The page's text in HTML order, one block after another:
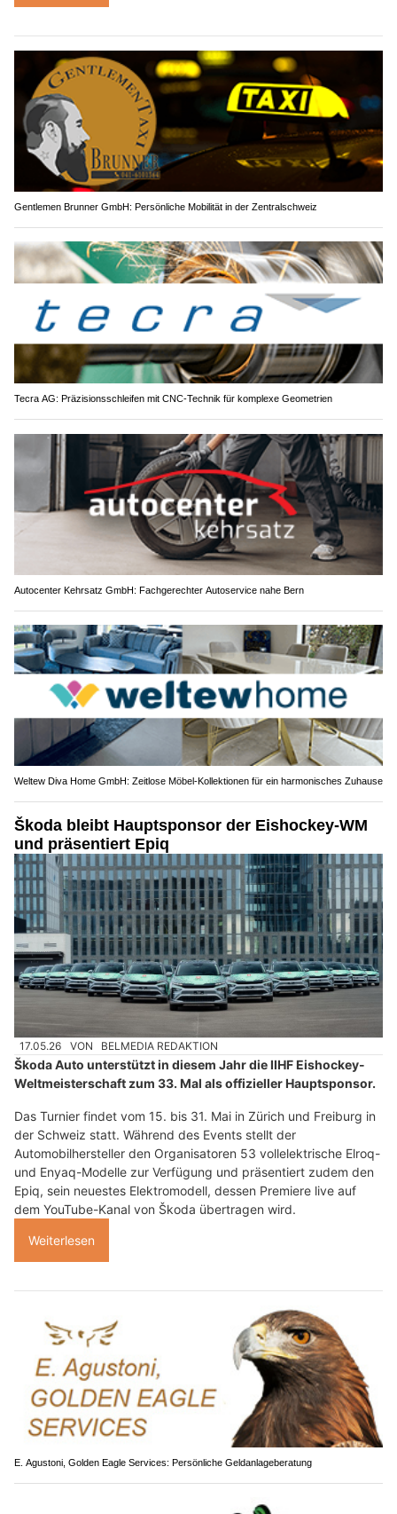
Gentlemen Brunner GmbH: Persönliche Mobilität in der Zentralschweiz
Tecra AG: Präzisionsschleifen mit CNC-Technik für komplexe Geometrien
Autocenter Kehrsatz GmbH: Fachgerechter Autoservice nahe Bern
Weltew Diva Home GmbH: Zeitlose Möbel-Kollektionen für ein harmonisches Zuhause
Škoda bleibt Hauptsponsor der Eishockey-WM
und präsentiert Epiq
17.05.26 VON BELMEDIA REDAKTION
Škoda Auto unterstützt in diesem Jahr die IIHF Eishockey-
Weltmeisterschaft zum 33. Mal als offizieller Hauptsponsor.
Das Turnier findet vom 15. bis 31. Mai in Zürich und Freiburg in
der Schweiz statt. Während des Events stellt der
Automobilhersteller den Organisatoren 53 vollelektrische Elroq-
und Enyaq-Modelle zur Verfügung und präsentiert zudem den
Epiq, sein neuestes Elektromodell, dessen Premiere live auf
dem YouTube-Kanal von Škoda übertragen wird.
Weiterlesen
E. Agustoni, Golden Eagle Services: Persönliche Geldanlageberatung